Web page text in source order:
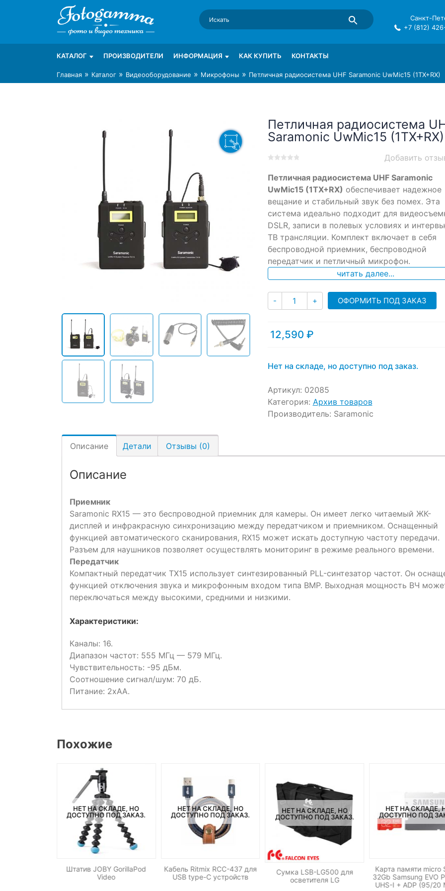
Интернет-магазин фототехники Foto-Gamma в СПб
Магазин фотоаксессуаров foto-gamma.ru
Санкт-
+7 (812)
КАТАЛОГ ПРОИЗВОДИТЕЛИ ИНФОРМАЦИЯ КАК КУПИТЬ КОНТАКТЫ
Главная » Каталог » Видеооборудование » Микрофоны » Петличная радиосистема UHF Saramonic UwMic15 (1TX+RX)
Петличная радиосистема
Saramonic UwMic15 (1TX+RX)
out
on
customer
ratings
Добавить
Петличная радиосистема UHF Saramonic
UwMic15 (1TX+RX) обеспечивает надежное
вещание и стабильный звук без помех. Эта
система идеально подходит для
DSLR, записи в полевых условиях и
ТВ трансляции. Комплект включает в себя
беспроводной приемник, беспроводной
передатчик и петличный микрофон.
читать далее...
- Количество
+ ОФОРМИТЬ ПОД ЗАКАЗ
12,590 ₽
Нет на складе, но доступно под заказ.
Артикул: 02085
Категория: Архив товаров
Производитель: Saramonic
Описание Детали Отзывы (0)
Описание
Приемник
Saramonic RX15 — это беспроводной приемник для камеры. Он имеет легко читаемый ЖК-
дисплей и инфракрасную синхронизацию между передатчиком и приемником. Оснащенный
функцией автоматического сканирования, RX15 может искать доступную частоту передачи.
Разъем для наушников позволяет осуществлять мониторинг в режиме реального времени.
Передатчик
Компактный передатчик TX15 использует синтезированный PLL-синтезатор частот. Он
функцией отключения звука и микрофонным входом типа BMP. Выходная мощность ВЧ
переключаться между высокими, средними и низкими.
Характеристики:
Каналы: 16.
Диапазон частот: 555 МГц — 579 МГц.
Чувствительность: -95 дБм.
Соотношение сигнал/шум: 70 дБ.
Питание: 2xAA.
Похожие
НЕТ НА СКЛАДЕ, НО
ДОСТУПНО ПОД ЗАКАЗ.
Штатив JOBY GorillaPod
Video
НЕТ НА СКЛАДЕ, НО
ДОСТУПНО ПОД ЗАКАЗ.
Кабель Ritmix RCC-437 для
USB type-C устройств
НЕТ НА СКЛАДЕ, НО
ДОСТУПНО ПОД ЗАКАЗ.
Сумка LSB-LG500 для
осветителя LG
НЕТ НА СКЛАДЕ,
ДОСТУПНО ПОД
Карта памяти micro
32Gb Samsung EVO
UHS-I + ADP (95/20